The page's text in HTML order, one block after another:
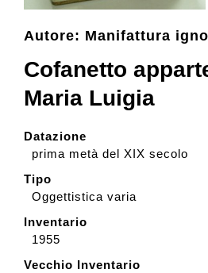
Collezione
Contatti e biglietti
Accessibilità
Dona
Autore: Manifattura
Cofanetto
Maria Luigia
Datazione
prima metà del XIX secolo
Tipo
Oggettistica varia
Inventario
1955
Vecchio Inventario